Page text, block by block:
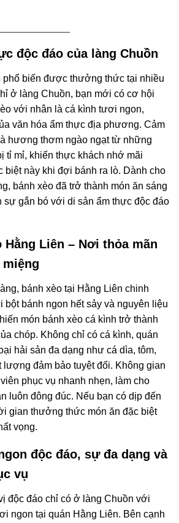
độc đáo của làng Chuồn
phổ biến được thưởng thức tại nhiều
ở làng Chuồn, bạn mới có cơ hội
với nhân là cá kình tươi ngon,
văn hóa ẩm thực địa phương. Cảm
hương thơm ngào ngạt từ những
tỉ mỉ, khiến thực khách nhớ mãi
biệt này khi đợi bánh ra lò. Dành cho
bánh xèo đã trở thành món ăn sáng
sự gắn bó với di sản ẩm thực độc đáo
Hằng Liên – Nơi thỏa mãn
bánh xèo tại Hằng Liên chinh
bột bánh ngon hết sảy và nguyên liệu
món bánh xèo cá kình trở thành
chóp. Không chỉ có cá kình, quán
hải sản đa dạng như cá dìa, tôm,
lượng đảm bảo tuyệt đối. Không gian
phục vụ nhanh nhẹn, làm cho
luôn đông đúc. Nếu bạn có dịp đến
gian thưởng thức món ăn đặc biệt
vọng.
độc đáo, sự đa dạng và
vụ
độc đáo chỉ có ở làng Chuồn với
ngon tại quán Hằng Liên. Bên cạnh